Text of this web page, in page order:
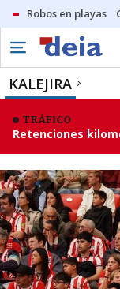
Robos en playas
KALEJIRA
TRÁFICO
Retenciones